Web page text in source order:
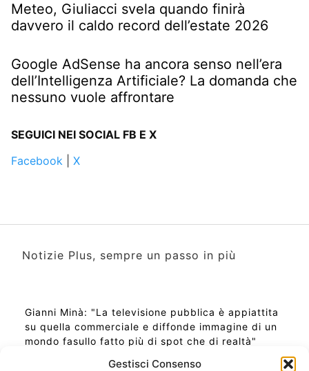
Gestisci Consenso
Meteo, Giuliacci svela quando finirà
davvero il caldo record dell’estate 2026
Google AdSense ha ancora senso nell’era
dell’Intelligenza Artificiale? La domanda che
nessuno vuole affrontare
SEGUICI NEI SOCIAL FB E X
Facebook
X
Notizie Plus, sempre un passo in più
Gianni Minà: "La televisione pubblica è appiattita
su quella commerciale e diffonde immagine di un
mondo fasullo fatto più di spot che di realtà"